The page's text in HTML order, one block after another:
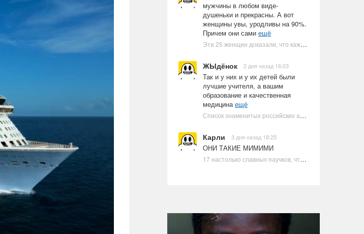
мужчины в любом виде-
душеньки и прекрасны. А вот
женщины увы, уродливы на 90%.
Причем они сами ещё
Эти 25 женщин доказали, что каждое тело имеет право быть в бикини
ЖЫдёнок 2 дня назад 16:03
Так и у них и у их детей были
лучшие учителя, а вашим
образование и качественная
медицинаещё
Список знаменитых российских артистов-евреев | Ультрамарин
Карли 3 дня назад 18:25
ОНИ ТАКИЕ МИМИМИ
17 настолько славных паучков, что даже у арахнофобов появится желание их погладить